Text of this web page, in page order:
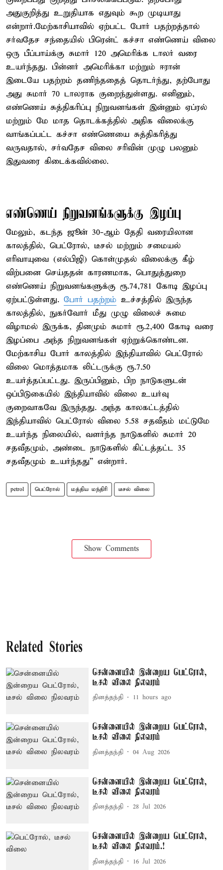
அதுகுறித்து உறுதியாக எதுவும் கூற முடியாது
என்றார்.மேற்காசியாவில் ஏற்பட்ட போர் பதற்றத்தால்
சர்வதேச சந்தையில் பிரென்ட் கச்சா எண்ணெய் விலை
ஒரு பீப்பாய்க்கு சுமார் 120 அமெரிக்க டாலர் வரை
உயர்ந்தது. பின்னர் அமெரிக்கா மற்றும் ஈரான்
இடையே பதற்றம் தணிந்ததைத் தொடர்ந்து, தற்போது
அது சுமார் 70 டாலராக குறைந்துள்ளது. எனினும்,
எண்ணெய் சுத்திகரிப்பு நிறுவனங்கள் இன்னும் ஏப்ரல்
மற்றும் மே மாத தொடக்கத்தில் அதிக விலைக்கு
வாங்கப்பட்ட கச்சா எண்ணெயை சுத்திகரித்து
வருவதால், சர்வதேச விலை சரிவின் முழு பலனும்
இதுவரை கிடைக்கவில்லை.
எண்ணெய் நிறுவனங்களுக்கு இழப்பு
மேலும், கடந்த ஜூன் 30-ஆம் தேதி வரையிலான
காலத்தில், பெட்ரோல், டீசல் மற்றும் சமையல்
எரிவாயுவை (எல்பிஜி) கொள்முதல் விலைக்கு கீழ்
விற்பனை செய்ததன் காரணமாக, பொதுத்துறை
எண்ணெய் நிறுவனங்களுக்கு ரூ.74,781 கோடி இழப்பு
ஏற்பட்டுள்ளது. போர் பதற்றம் உச்சத்தில் இருந்த
காலத்தில், நுகர்வோர் மீது முழு விலைச் சுமை
விழாமல் இருக்க, தினமும் சுமார் ரூ.2,400 கோடி வரை
இழப்பை அந்த நிறுவனங்கள் ஏற்றுக்கொண்டன.
மேற்காசிய போர் காலத்தில் இந்தியாவில் பெட்ரோல்
விலை மொத்தமாக லிட்டருக்கு ரூ.7.50
உயர்த்தப்பட்டது. இருப்பினும், பிற நாடுகளுடன்
ஒப்பிடுகையில் இந்தியாவில் விலை உயர்வு
குறைவாகவே இருந்தது. அந்த காலகட்டத்தில்
இந்தியாவில் பெட்ரோல் விலை 5.58 சதவீதம் மட்டுமே
உயர்ந்த நிலையில், வளர்ந்த நாடுகளில் சுமார் 20
சதவீதமும், அண்டை நாடுகளில் கிட்டத்தட்ட 35
சதவீதமும் உயர்ந்தது” என்றார்.
petrol பெட்ரோல் மத்திய மந்திரி டீசல் விலை
Show Comments
Related Stories
சென்னையில் இன்றைய பெட்ரோல்,
டீசல் விலை நிலவரம்
தினத்தந்தி 11 hours ago
சென்னையில் இன்றைய பெட்ரோல்,
டீசல் விலை நிலவரம்
தினத்தந்தி 04 Aug 2026
சென்னையில் இன்றைய பெட்ரோல்,
டீசல் விலை நிலவரம்
தினத்தந்தி 28 Jul 2026
சென்னையில் இன்றைய பெட்ரோல்,
டீசல் விலை நிலவரம்.!
தினத்தந்தி 16 Jul 2026